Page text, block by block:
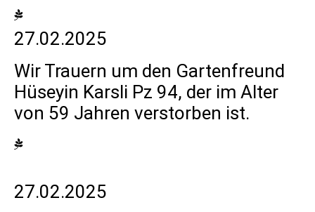
27.02.2025
Wir Trauern um den Gartenfreund
Hüseyin Karsli Pz 94, der im Alter
von 59 Jahren verstorben ist.
27.02.2025